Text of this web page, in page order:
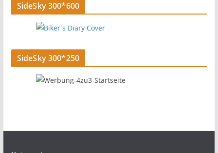
SideSky 300*600
SideSky 300*250